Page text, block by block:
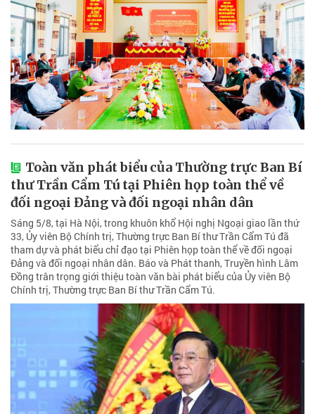
Toàn văn phát biểu của Thường trực Ban Bí
thư Trần Cẩm Tú tại Phiên họp toàn thể về
đối ngoại Đảng và đối ngoại nhân dân
Sáng 5/8, tại Hà Nội, trong khuôn khổ Hội nghị Ngoại giao lần thứ
33, Ủy viên Bộ Chính trị, Thường trực Ban Bí thư Trần Cẩm Tú đã
tham dự và phát biểu chỉ đạo tại Phiên họp toàn thể về đối ngoại
Đảng và đối ngoại nhân dân. Báo và Phát thanh, Truyền hình Lâm
Đồng trân trọng giới thiệu toàn văn bài phát biểu của Ủy viên Bộ
Chính trị, Thường trực Ban Bí thư Trần Cẩm Tú.